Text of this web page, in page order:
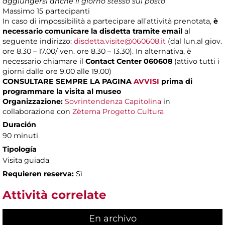
Massimo 15 partecipanti
In caso di impossibilità a partecipare all’attività prenotata, è
necessario comunicare la disdetta tramite email al
seguente indirizzo: disdetta.visite@060608.it (dal lun.al giov.
ore 8.30 – 17.00/ ven. ore 8.30 – 13.30). In alternativa, è
necessario chiamare il Contact Center 060608 (attivo tutti i
giorni dalle ore 9.00 alle 19.00)
CONSULTARE SEMPRE LA PAGINA AVVISI prima di
programmare la visita al museo
Organizzazione: Sovrintendenza Capitolina in
collaborazione con Zètema Progetto Cultura
Duración
90 minuti
Tipología
Visita guiada
Requieren reserva: Sì
Attività correlate
En archivo